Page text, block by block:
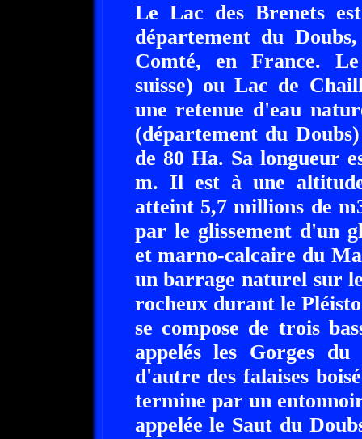
Le Lac des Brenets
département du
Comté, en France.
suisse) ou Lac de
une retenue d'eau
(département du
de 80 Ha. Sa longueur
m. Il est à une
atteint 5,7 millions de
par le glissement d'un
et marno-calcaire du
un barrage naturel sur
rocheux durant le
se compose de trois
appelés les Gorges
d'autre des falaises
termine par un
appelée le Saut du